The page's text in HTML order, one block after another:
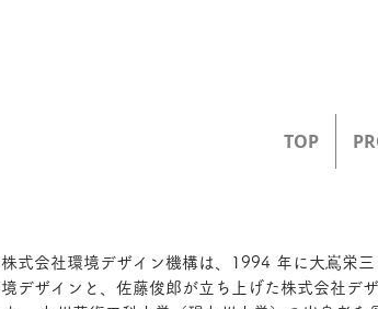
TOP
株式会社環境デザイン機構は、1994 年に大嶌栄
境デザインと、佐藤俊郎が立ち上げた株式会社デ